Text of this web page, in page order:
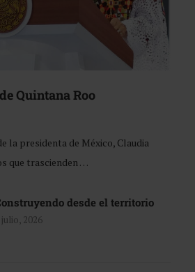
Quintana Roo
la presidenta de México, Claudia
que trascienden …
desde el territorio
julio, 2026